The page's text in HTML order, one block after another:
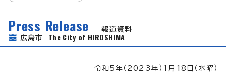
Press Release
報道資料
広島市 The City of HIROSHIMA
令和5年（2023年）1月18日（水曜）